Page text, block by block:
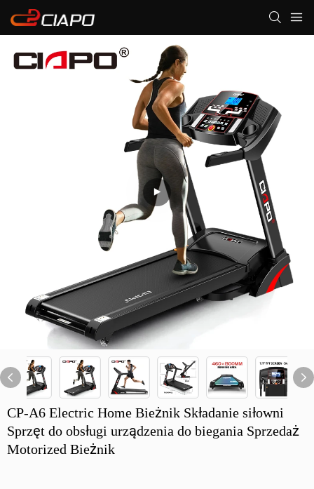
CP-A6 Electric Home Bieżnik Składanie siłowni
Sprzęt do obsługi urządzenia do biegania Sprzedaż
Motorized Bieżnik